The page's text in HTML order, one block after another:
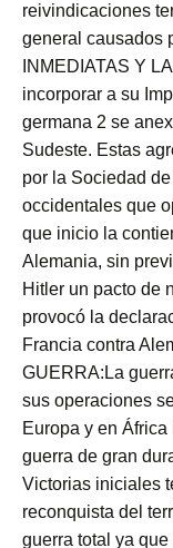
reivindicaciones
general causados
INMEDIATAS Y
incorporar a su
germana 2 se
Sudeste. Estas
por la Sociedad
occidentales que
que inicio la
Alemania, sin
Hitler un pacto de
provocó la
Francia contra
GUERRA:La
sus operaciones
Europa y en
guerra de gran
Victorias iniciales
reconquista del
guerra total ya